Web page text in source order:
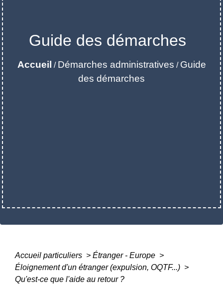
Guide des démarches
Accueil / Démarches administratives / Guide
des démarches
Accueil particuliers > Étranger - Europe >
Éloignement d'un étranger (expulsion, OQTF...) >
Qu'est-ce que l'aide au retour ?